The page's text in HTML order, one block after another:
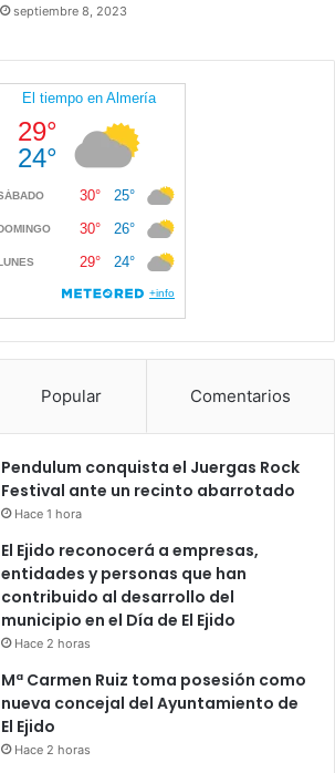
septiembre 8, 2023
Popular Comentarios
Pendulum conquista el Juergas Rock
Festival ante un recinto abarrotado
Hace 1 hora
El Ejido reconocerá a empresas,
entidades y personas que han
contribuido al desarrollo del
municipio en el Día de El Ejido
Hace 2 horas
Mª Carmen Ruiz toma posesión como
nueva concejal del Ayuntamiento de
El Ejido
Hace 2 horas